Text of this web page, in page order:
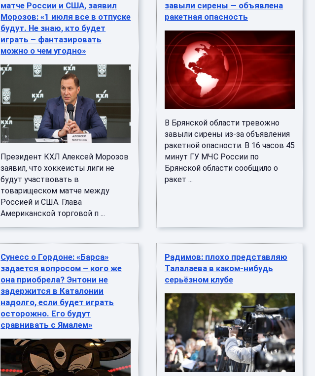
матче России и США, заявил
Морозов: «1 июля все в отпуске
будут. Не знаю, кто будет
играть – фантазировать
можно о чем угодно»
Президент КХЛ Алексей Морозов
заявил, что хоккеисты лиги не
будут участвовать в
товарищеском матче между
Россией и США. Глава
Американской торговой п ...
завыли сирены — объявлена
ракетная опасность
В Брянской области тревожно
завыли сирены из-за объявления
ракетной опасности. В 16 часов 45
минут ГУ МЧС России по
Брянской области сообщило о
ракет ...
Сунесс о Гордоне: «Барса»
задается вопросом – кого же
она приобрела? Энтони не
задержится в Каталонии
надолго, если будет играть
осторожно. Его будут
сравнивать с Ямалем»
Радимов: плохо представляю
Талалаева в каком-нибудь
серьёзном клубе